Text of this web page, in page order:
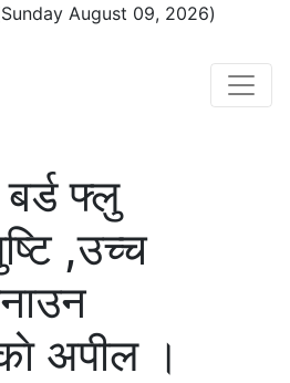
August 09, 2026)
बर्ड फ्लु
,उच्च
अपील ।